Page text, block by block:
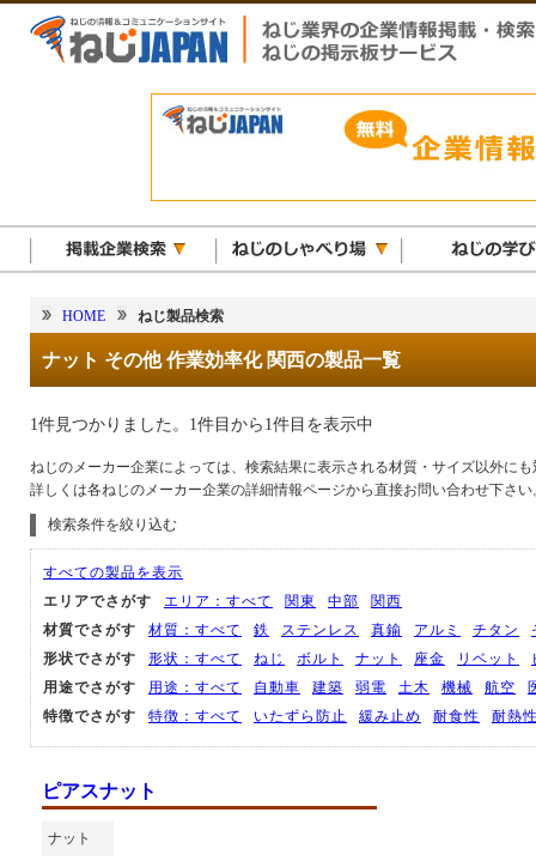
HOME ねじ製品検索
ナット その他 作業効率化 関西の製品一覧
1件見つかりました。1件目から1件目を表示中
ねじのメーカー企業によっては、検索結果に表示される材質・サイズ以外に
詳しくは各ねじのメーカー企業の詳細情報ページから直接お問い合わせ下さい
検索条件を絞り込む
すべての製品を表示
エリアでさがす
エリア：すべて 関東 中部
関西
材質でさがす
材質：すべて 鉄 ステンレス 真鍮 アルミ チタン
形状でさがす
形状：すべて ねじ ボルト ナット 座金 リベット
用途でさがす
用途：すべて 自動車 建築 弱電 土木 機械 航空
特徴でさがす
特徴：すべて いたずら防止 緩み止め 耐食性 耐熱
ピアスナット
ナット